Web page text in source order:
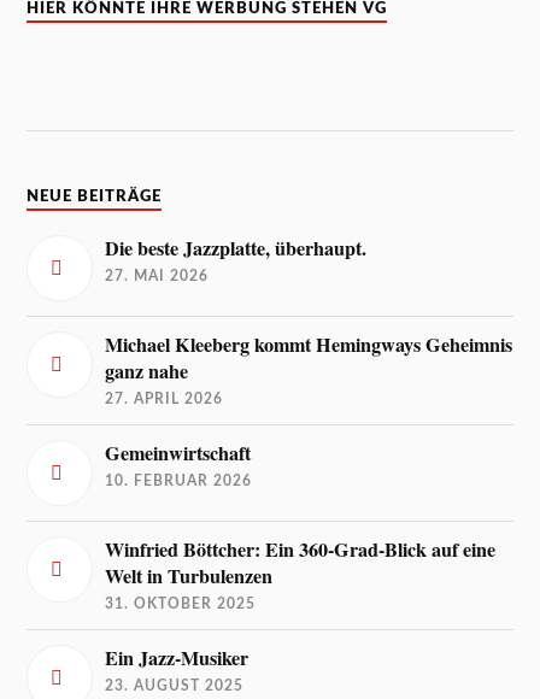
HIER KÖNNTE IHRE WERBUNG STEHEN VG
NEUE BEITRÄGE
Die beste Jazzplatte, überhaupt.
27. MAI 2026
Michael Kleeberg kommt Hemingways Geheimnis
ganz nahe
27. APRIL 2026
Gemeinwirtschaft
10. FEBRUAR 2026
Winfried Böttcher: Ein 360-Grad-Blick auf eine
Welt in Turbulenzen
31. OKTOBER 2025
Ein Jazz-Musiker
23. AUGUST 2025